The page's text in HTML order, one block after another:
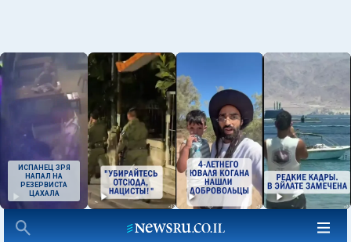
ИСПАНЕЦ ЗРЯ
НАПАЛ НА
РЕЗЕРВИСТА
ЦАХАЛА